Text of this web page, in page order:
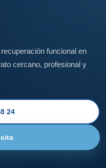
funcional en
cercano, profesional y
24